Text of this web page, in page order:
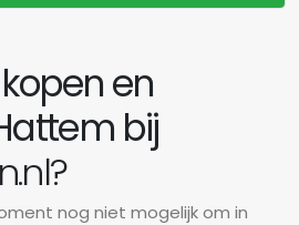
en
bij
nog niet mogelijk om in